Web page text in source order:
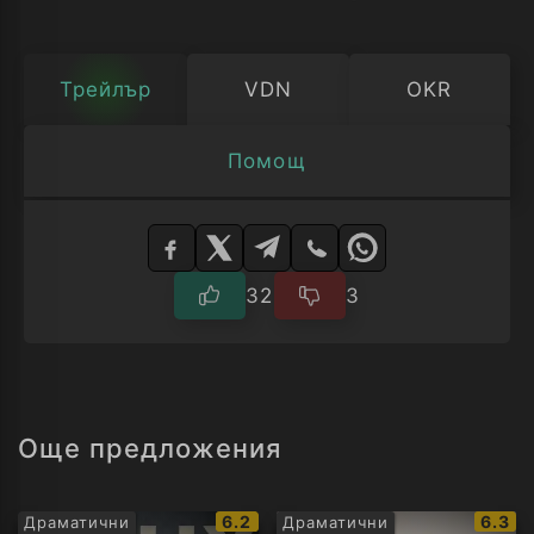
Трейлър VDN OKR
Помощ
Изберете
32 3
Още предложения
Драматични
IMDb
6.2 Драматични
IMDb
6.3